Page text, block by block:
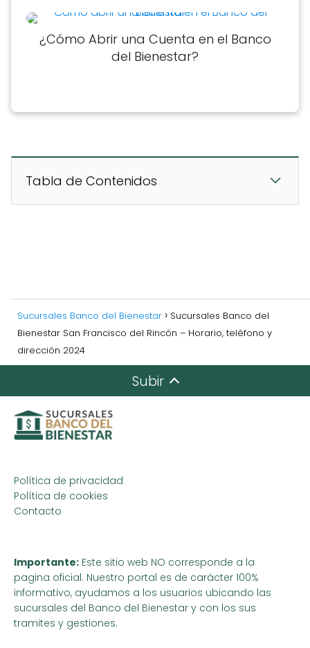
¿Cómo Abrir una Cuenta en el Banco
del Bienestar?
Tabla de Contenidos
Sucursales Banco del Bienestar
Sucursales Banco del
Bienestar San Francisco del Rincón – Horario, teléfono y
dirección 2024
Subir
Política de privacidad
Política de cookies
Contacto
Importante: Este sitio web NO corresponde a la
pagina oficial. Nuestro portal es de carácter 100%
informativo, ayudamos a los usuarios ubicando las
sucursales del Banco del Bienestar y con los sus
tramites y gestiones.